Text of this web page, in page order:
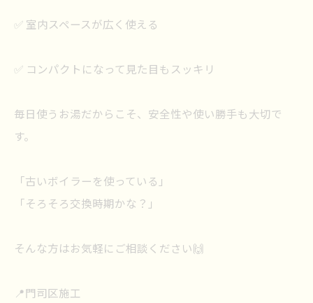
✅ 室内スペースが広く使える
✅ コンパクトになって見た目もスッキリ
毎日使うお湯だからこそ、安全性や使い勝手も大切で
す。
「古いボイラーを使っている」
「そろそろ交換時期かな？」
そんな方はお気軽にご相談ください🙌
📍門司区施工